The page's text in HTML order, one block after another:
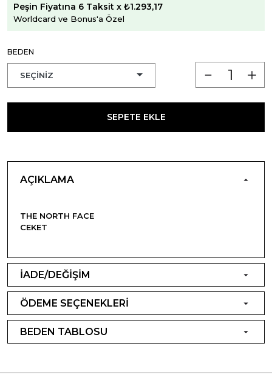
Peşin Fiyatına 6 Taksit x ₺1.293,17
Worldcard ve Bonus'a Özel
BEDEN
SEPETE EKLE
AÇIKLAMA
THE NORTH FACE
CEKET
İADE/DEĞİŞİM
ÖDEME SEÇENEKLERİ
BEDEN TABLOSU